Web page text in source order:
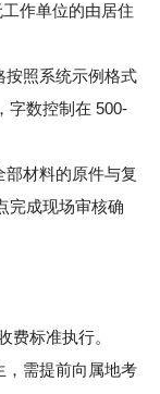
作单位的由居住
按照系统示例格式
字数控制在 500-
材料的原件与复
完成现场审核确
费标准执行。
，需提前向属地考